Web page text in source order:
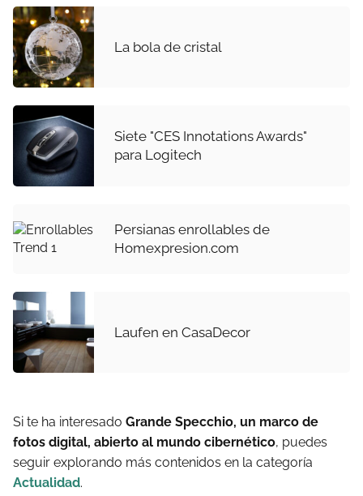
La bola de cristal
Siete "CES Innotations Awards"
para Logitech
Persianas enrollables de
Homexpresion.com
Laufen en CasaDecor
Si te ha interesado Grande Specchio, un marco de
fotos digital, abierto al mundo cibernético, puedes
seguir explorando más contenidos en la categoría
Actualidad.